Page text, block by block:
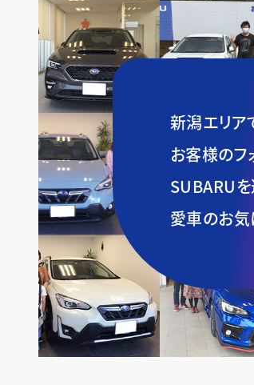
中古車販売店
新潟エリア
お客様のフ
SUBARUを
愛車のお気